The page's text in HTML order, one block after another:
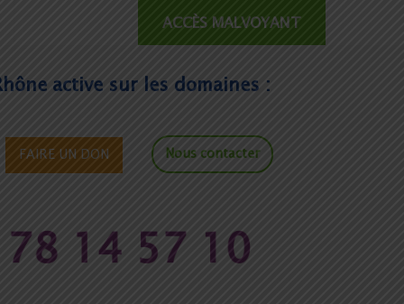
ACCÈS MALVOYANT
active sur les domaines :
FAIRE UN DON Nous contacter